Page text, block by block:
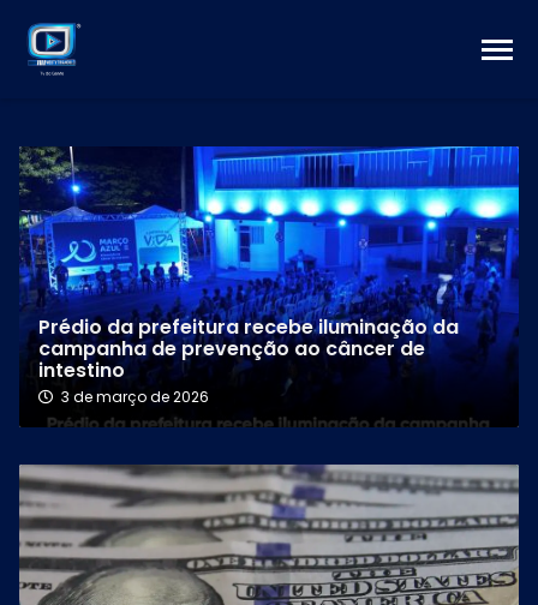
Prédio da prefeitura recebe iluminação da
campanha de prevenção ao câncer de
intestino
3 de março de 2026